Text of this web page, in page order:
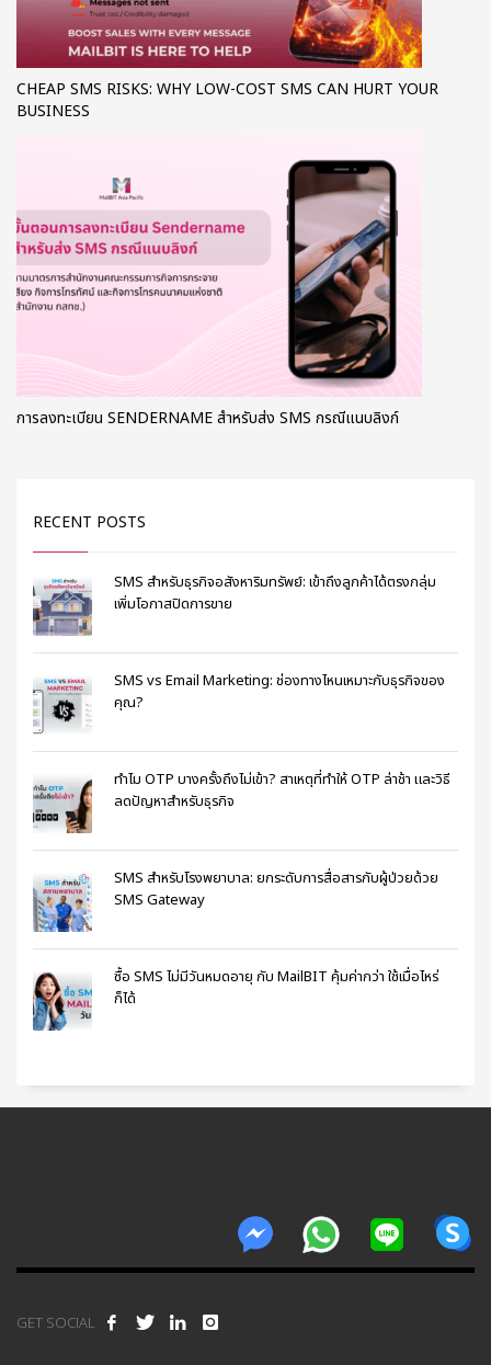
CHEAP SMS RISKS: WHY LOW-COST SMS CAN HURT YOUR
BUSINESS
การลงทะเบียน SENDERNAME สำหรับส่ง SMS กรณีแนบลิงก์
RECENT POSTS
SMS สำหรับธุรกิจอสังหาริมทรัพย์: เข้าถึงลูกค้าได้ตรงกลุ่ม
เพิ่มโอกาสปิดการขาย
SMS vs Email Marketing: ช่องทางไหนเหมาะกับธุรกิจของ
คุณ?
ทำไม OTP บางครั้งถึงไม่เข้า? สาเหตุที่ทำให้ OTP ล่าช้า และวิธี
ลดปัญหาสำหรับธุรกิจ
SMS สำหรับโรงพยาบาล: ยกระดับการสื่อสารกับผู้ป่วยด้วย
SMS Gateway
ซื้อ SMS ไม่มีวันหมดอายุ กับ MailBIT คุ้มค่ากว่า ใช้เมื่อไหร่
ก็ได้
GET SOCIAL